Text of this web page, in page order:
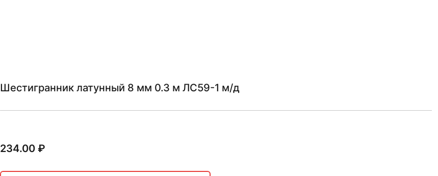
Шестигранник латунный 8 мм 0.3 м ЛС59-1 м/д
234.00₽